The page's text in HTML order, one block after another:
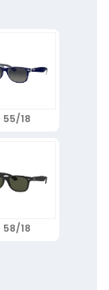
55/18
58/18